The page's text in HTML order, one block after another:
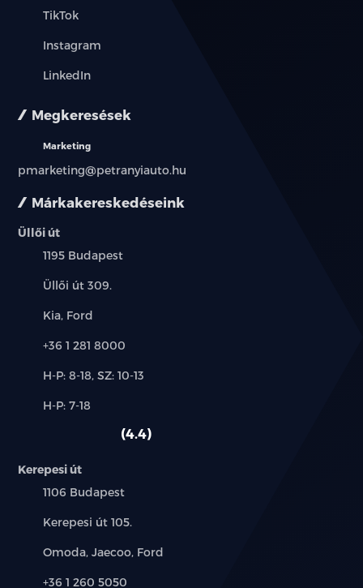
Márkakereskedéseink
Üllői út
Település:
1195 Budapest
Cím:
Üllői út 309.
Márkák:
Kia, Ford
Telefon:
+36 1 281 8000
Új-
használt
H-P: 8-18, SZ: 10-13
Alkatrész,
H-P: 7-18
4.4
Kerepesi út
Település:
1106 Budapest
Cím:
Kerepesi út 105.
Márkák:
Omoda, Jaecoo, Ford
Telefon:
+36 1 260 5050
TikTok
Instagram
LinkedIn
Megkeresések
Marketing
pmarketing@petranyiauto.hu